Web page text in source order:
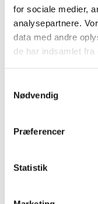
for sociale medier,
analysepartnere.
data med andre
de har indsamlet fra
Nødvendig
Præferencer
Statistik